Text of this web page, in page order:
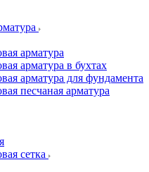
арматура
арматура в бухтах
арматура для фундамента
песчаная арматура
сетка